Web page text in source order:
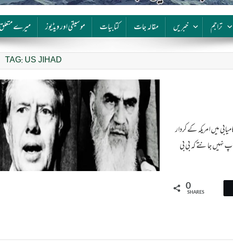
تراجم خبریں مقالہ جات کتابیات موسیقی اور ویڈیوز میرے متعلق
TAG:US JIHAD
میں امریکہ کے کردار
آپ نہیں جانتے کہ بی بی
0
SHARES